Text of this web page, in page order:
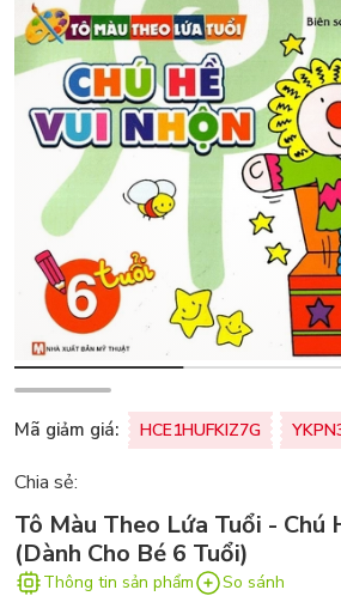
Mã giảm giá: HCE1HUFKIZ7G
Chia sẻ:
Tô Màu Theo Lứa Tuổi - Chú
(Dành Cho Bé 6 Tuổi)
Thông tin sản phẩm So sánh